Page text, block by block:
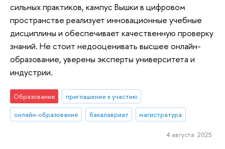
сильных практиков, кампус Вышки в цифровом
пространстве реализует инновационные учебные
дисциплины и обеспечивает качественную проверку
знаний. Не стоит недооценивать высшее онлайн-
образование, уверены эксперты университета и
индустрии.
Образование
приглашение к участию
онлайн-образование
бакалавриат магистратура
4 августа 2025